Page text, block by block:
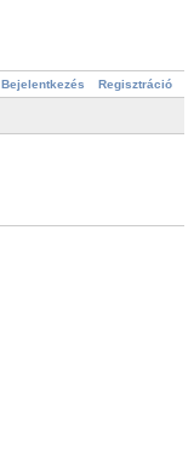
Bejelentkezés Regisztráció